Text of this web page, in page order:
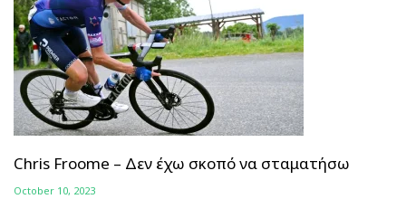
Chris Froome – Δεν έχω σκοπό να σταματήσω
October 10, 2023